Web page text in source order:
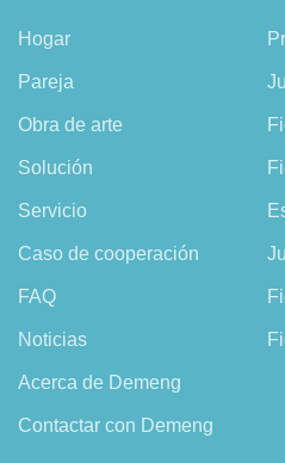
Hogar
Pareja
Obra de arte
Solución
Servicio
Caso de cooperación
FAQ
Noticias
Acerca de Demeng
Contactar con Demeng